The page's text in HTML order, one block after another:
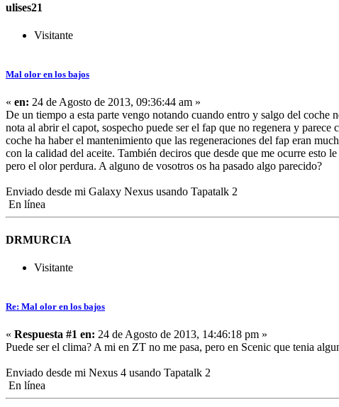
ulises21
Visitante
Mal olor en los bajos
« en: 24 de Agosto de 2013, 09:36:44 am »
De un tiempo a esta parte vengo notando cuando entro y salgo del
nota al abrir el capot, sospecho puede ser el fap que no regenera y
coche ha haber el mantenimiento que las regeneraciones del fap eran
con la calidad del aceite. También deciros que desde que me ocurre esto
pero el olor perdura. A alguno de vosotros os ha pasado algo parecido?
Enviado desde mi Galaxy Nexus usando Tapatalk 2
En línea
DRMURCIA
Visitante
Re: Mal olor en los bajos
« Respuesta #1 en: 24 de Agosto de 2013, 14:46:18 pm »
Puede ser el clima? A mi en ZT no me pasa, pero en Scenic que tenia
Enviado desde mi Nexus 4 usando Tapatalk 2
En línea